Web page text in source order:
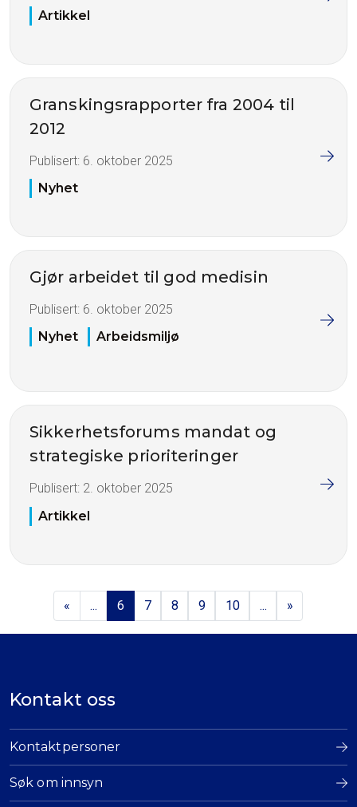
Artikkel
Granskingsrapporter fra 2004 til
2012
Publisert: 6. oktober 2025
Nyhet
Gjør arbeidet til god medisin
Publisert: 6. oktober 2025
Nyhet
Arbeidsmiljø
Sikkerhetsforums mandat og
strategiske prioriteringer
Publisert: 2. oktober 2025
Artikkel
« ... 6 7 8 9 10 ... »
Kontakt oss
Kontaktpersoner
Søk om innsyn